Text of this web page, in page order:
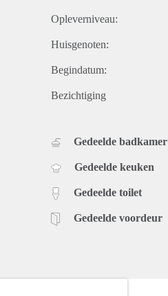
Opleverniveau:
Huisgenoten:
Begindatum:
Bezichtiging
Gedeelde badkamer
Gedeelde keuken
Gedeelde toilet
Gedeelde voordeur